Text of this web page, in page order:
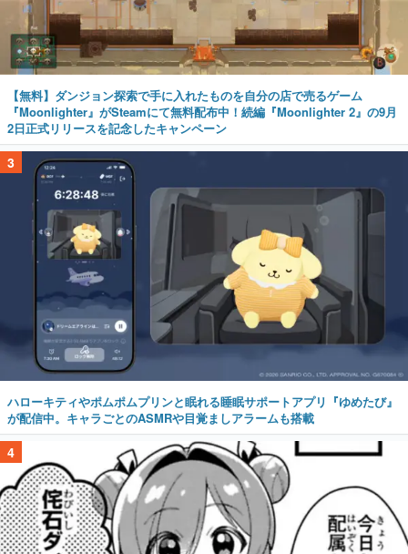
【無料】ダンジョン探索で手に入れたものを自分の店で売るゲーム
『Moonlighter』がSteamにて無料配布中！続編『Moonlighter 2』の9月
2日正式リリースを記念したキャンペーン
3
ハローキティやポムポムプリンと眠れる睡眠サポートアプリ『ゆめたび』
が配信中。キャラごとのASMRや目覚ましアラームも搭載
4